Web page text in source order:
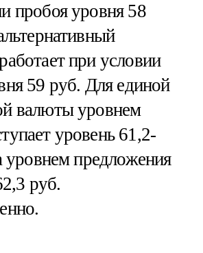
пробоя уровня 58
при условии
59 руб. Для единой
валюты уровнем
уровень 61,2-
уровнем предложения
руб.